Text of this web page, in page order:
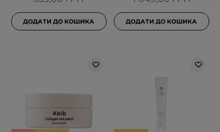
ДОДАТИ ДО КОШИКА ДОДАТИ ДО КОШИКА